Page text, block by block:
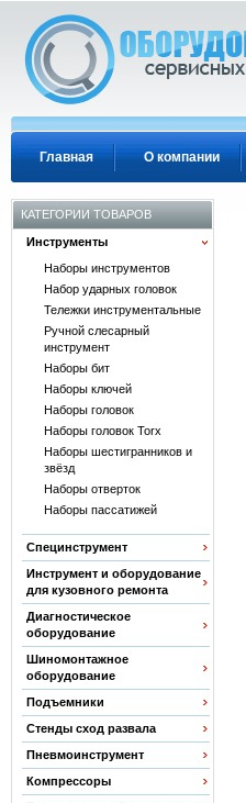
Главная О компании
КАТЕГОРИИ ТОВАРОВ
Инструменты
Наборы инструментов
Набор ударных головок
Тележки инструментальные
Ручной слесарный
инструмент
Наборы бит
Наборы ключей
Наборы головок
Наборы головок Torx
Наборы шестигранников и
звёзд
Наборы отверток
Наборы пассатижей
Специнструмент
Инструмент и оборудование
для кузовного ремонта
Диагностическое
оборудование
Шиномонтажное
оборудование
Подъемники
Стенды сход развала
Пневмоинструмент
Компрессоры